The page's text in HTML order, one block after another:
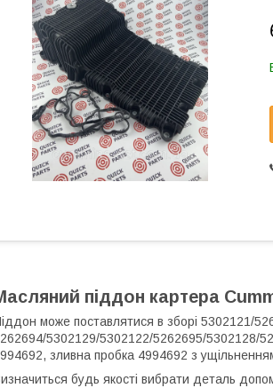
піддон картера
може поставлятися в зборі 5302121/
5302129/5302122/5262695/5302128/
зливна пробка 4994692 з ущільненням
будь якості вибрати деталь